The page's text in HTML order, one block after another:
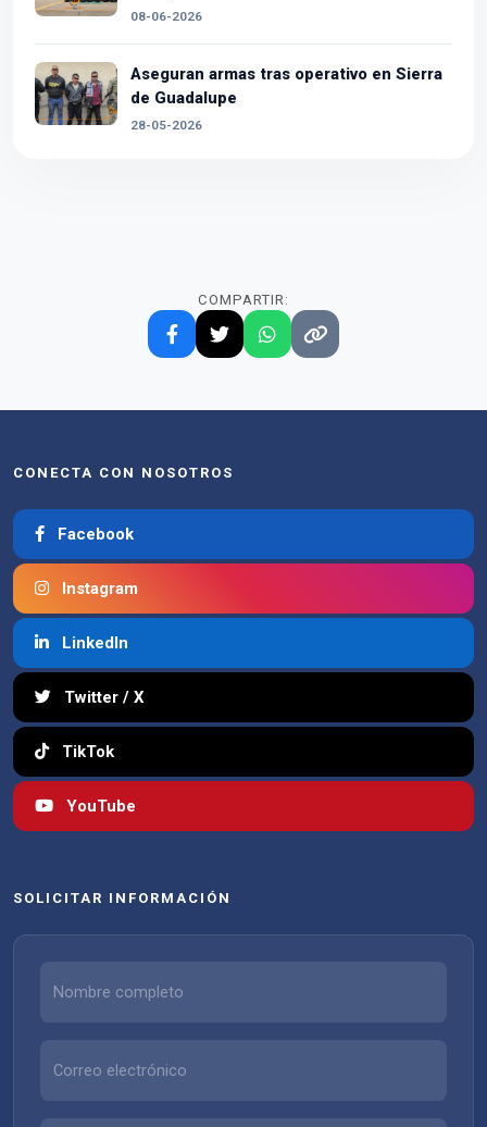
08-06-2026
Aseguran armas tras operativo en Sierra
de Guadalupe
28-05-2026
COMPARTIR:
CONECTA CON NOSOTROS
Facebook
Instagram
LinkedIn
Twitter / X
TikTok
YouTube
SOLICITAR INFORMACIÓN